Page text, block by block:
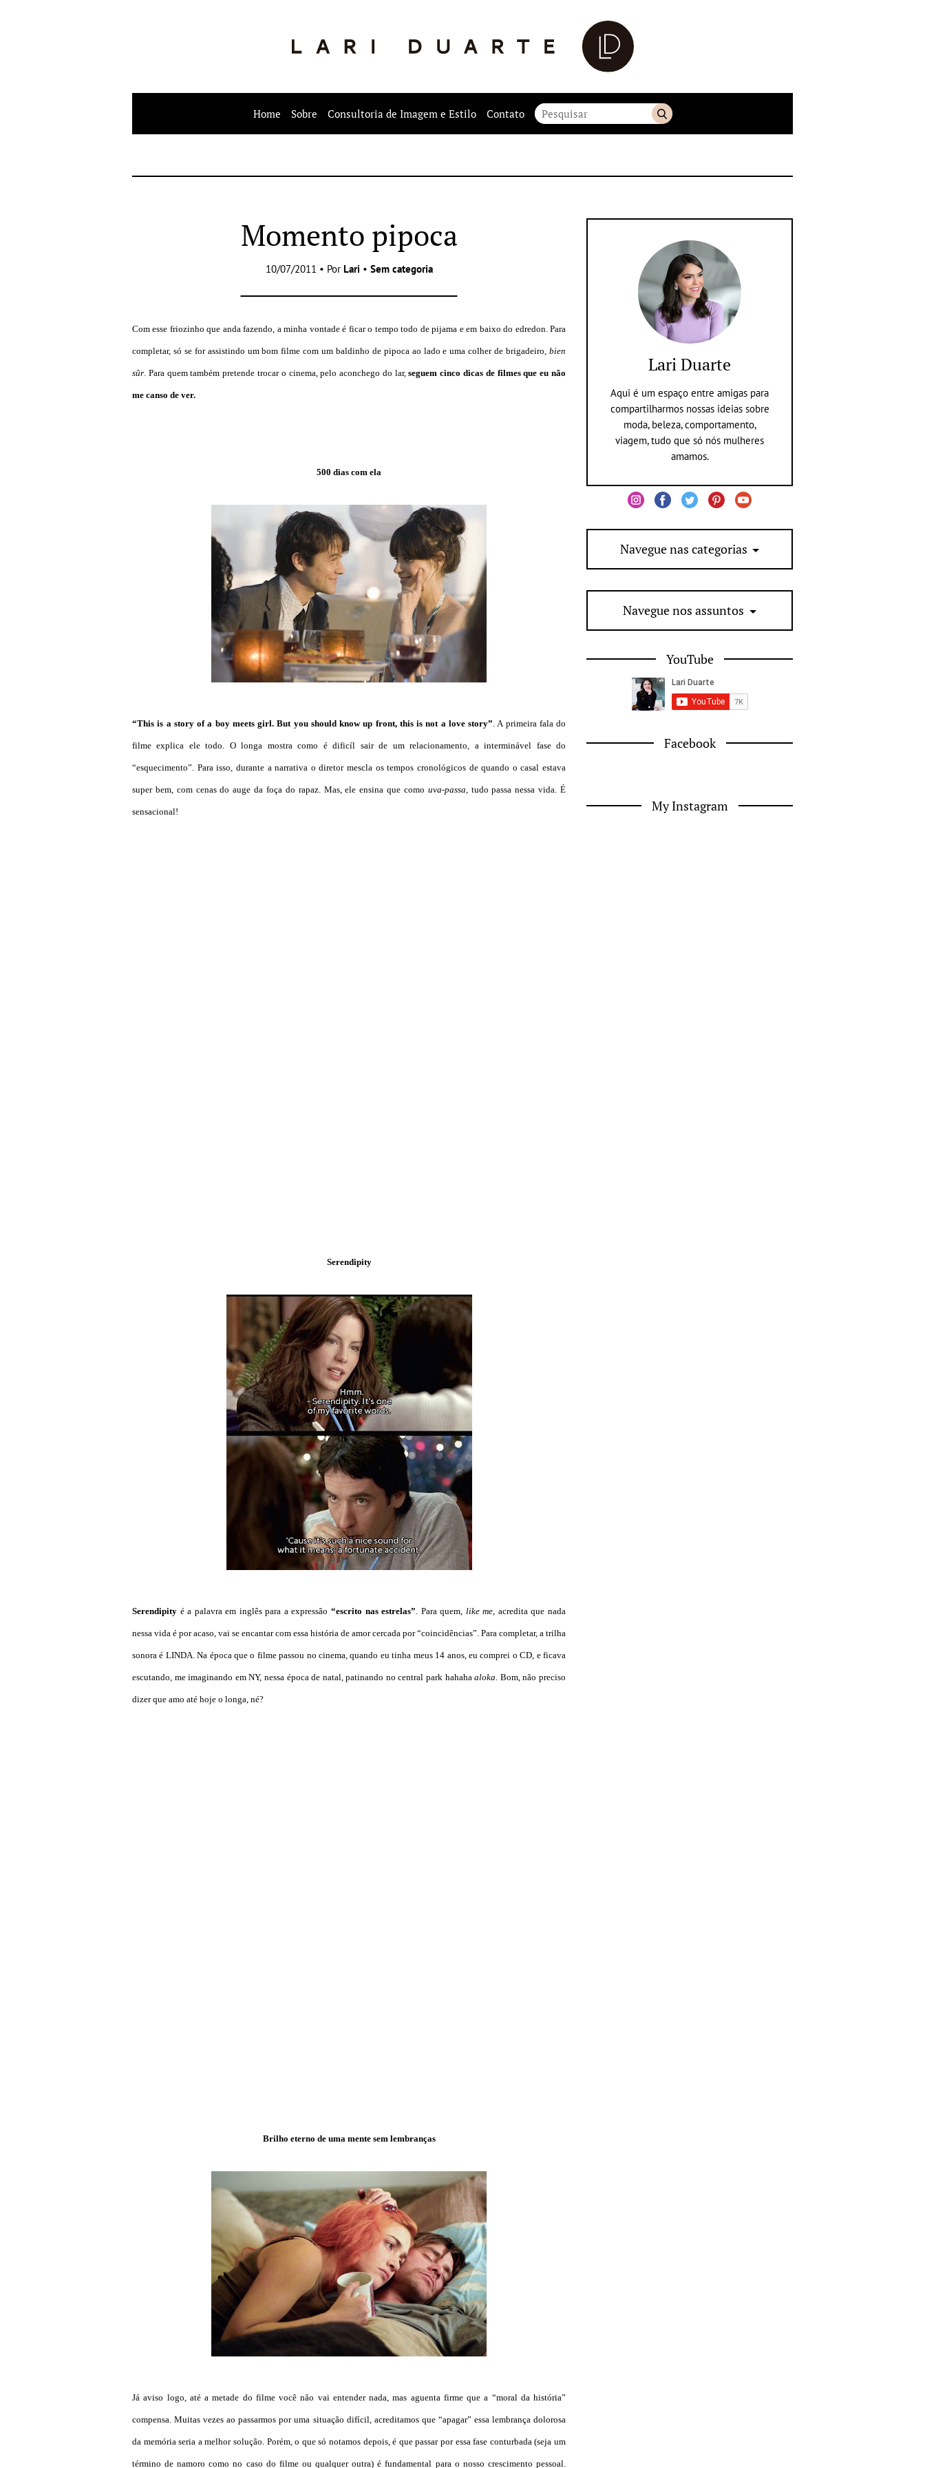
Home Sobre Consultoria de Imagem e Estilo Contato
Momento pipoca
10/07/2011 • Por Lari • Sem categoria
Com esse friozinho que anda fazendo, a minha vontade é ficar o tempo todo de pijama e em baixo do edredon. Para
completar, só se for assistindo um bom filme com um baldinho de pipoca ao lado e uma colher de brigadeiro, bien
sûr. Para quem também pretende trocar o cinema, pelo aconchego do lar,seguem cinco dicas de filmes que eu não
me canso de ver.
500 dias com ela
“This is a story of a boy meets girl. But you should know up front, this is not a love story”. A primeira fala do
filme explica ele todo. O longa mostra como é dificíl sair de um relacionamento, a interminável fase do
“esquecimento”. Para isso, durante a narrativa o diretor mescla os tempos cronológicos de quando o casal estava
super bem, com cenas do auge da foça do rapaz. Mas, ele ensina que como uva-passa, tudo passa nessa vida. É
sensacional!
Serendipity
Serendipity é a palavra em inglês para a expressão “escrito nas estrelas” . Para quem, like me , acredita que nada
nessa vida é por acaso, vai se encantar com essa história de amor cercada por “coincidências”. Para completar, a trilha
sonora é LINDA. Na época que o filme passou no cinema, quando eu tinha meus 14 anos, eu comprei o CD, e ficava
escutando, me imaginando em NY, nessa época de natal, patinando no central park hahahaaloka . Bom, não preciso
dizer que amo até hoje o longa, né?
Brilho eterno de uma mente sem lembranças
Já aviso logo, até a metade do filme você não vai entender nada, mas aguenta firme que a “moral da história”
compensa. Muitas vezes ao passarmos por uma situação difícil, acreditamos que “apagar” essa lembrança dolorosa
da memória seria a melhor solução. Porém, o que só notamos depois, é que passar por essa fase conturbada (seja um
término de namoro como no caso do filme ou qualquer outra) é fundamental para o nosso crescimento pessoal.
Lari Duarte
Aqui é um espaço entre amigas para
compartilharmos nossas ideias sobre
moda, beleza, comportamento,
viagem, tudo que só nós mulheres
amamos.
Navegue nas categorias
Navegue nos assuntos
YouTube
Facebook
My Instagram